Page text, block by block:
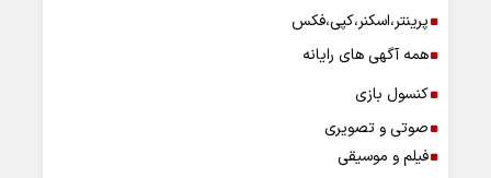
پرینتر،اسکنر،کپی،فکس
همه آگهی های رایانه
کنسول بازی
صوتی و تصویری
فیلم و موسیقی